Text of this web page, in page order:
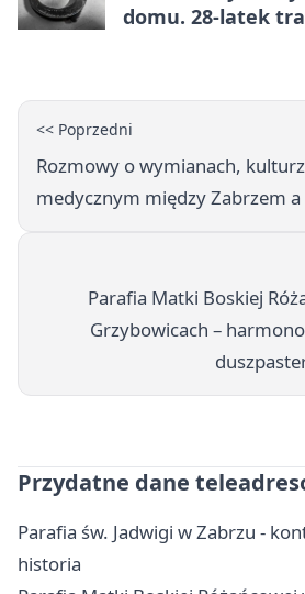
domu. 28-latek
<< Poprzedni
Rozmowy o wymianach,
medycznym między Zabrzem a
Parafia Matki Boskiej
Grzybowicach –
Przydatne dane
Parafia św. Jadwigi w Zabrzu -
historia